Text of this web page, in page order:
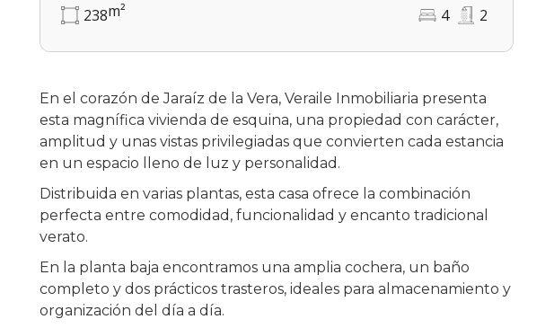
4 2
238m²
En el corazón de Jaraíz de la Vera, Veraile Inmobiliaria presenta
esta magnífica vivienda de esquina, una propiedad con carácter,
amplitud y unas vistas privilegiadas que convierten cada estancia
en un espacio lleno de luz y personalidad.
Distribuida en varias plantas, esta casa ofrece la combinación
perfecta entre comodidad, funcionalidad y encanto tradicional
verato.
En la planta baja encontramos una amplia cochera, un baño
completo y dos prácticos trasteros, ideales para almacenamiento y
organización del día a día.